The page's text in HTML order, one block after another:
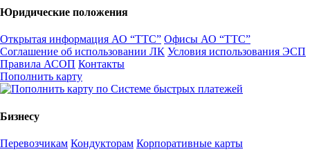
Юридические положения
Открытая информация АО “ТТС” Офисы АО “ТТС”
Соглашение об использовании ЛК Условия использования ЭСП
Правила АСОП Контакты
Пополнить карту
Бизнесу
Перевозчикам Кондукторам Корпоративные карты